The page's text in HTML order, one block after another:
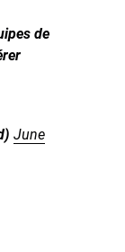
de
June